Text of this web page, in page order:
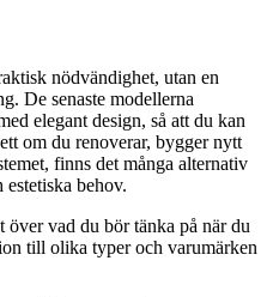
nödvändighet, utan en
De senaste modellerna
elegant design, så att du kan
om du renoverar, bygger nytt
finns det många alternativ
behov.
vad du bör tänka på när du
till olika typer och varumärken